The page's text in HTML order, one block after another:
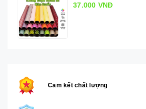
37.000 VNĐ
Cam kết chất lượng